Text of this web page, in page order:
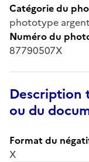
Catégorie du
phototype
Numéro du
87790507X
Description
ou du
Format du
X